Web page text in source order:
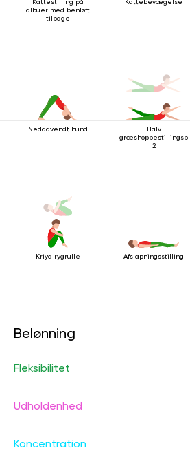
albuer med benløft
tilbage
Nedadvendt hund
Halv
2
Kriya rygrulle Afslapningsstilling
Belønning
Fleksibilitet
Udholdenhed
Koncentration